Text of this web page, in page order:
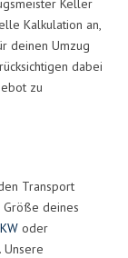
Keller
Kalkulation an,
deinen Umzug
dabei
zu
Transport
Größe deines
oder